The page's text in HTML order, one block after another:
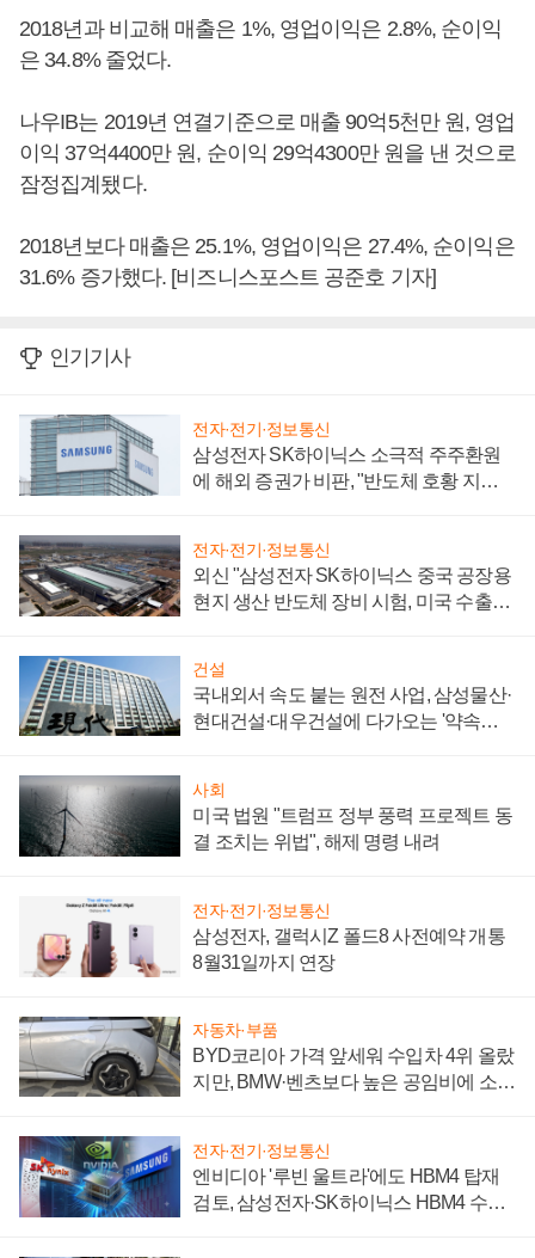
2018년과 비교해 매출은 1%, 영업이익은 2.8%, 순이익
은 34.8% 줄었다.
나우IB는 2019년 연결기준으로 매출 90억5천만 원, 영업
이익 37억4400만 원, 순이익 29억4300만 원을 낸 것으로
잠정집계됐다.
2018년보다 매출은 25.1%, 영업이익은 27.4%, 순이익은
31.6% 증가했다. [비즈니스포스트 공준호 기자]
인기기사
전자·전기·정보통신
삼성전자 SK하이닉스 소극적 주주환원
에 해외 증권가 비판, "반도체 호황 지속
전자·전기·정보통신
외신 "삼성전자 SK하이닉스 중국 공장용
현지 생산 반도체 장비 시험, 미국 수출통
건설
국내외서 속도 붙는 원전 사업, 삼성물산·
현대건설·대우건설에 다가오는 '약속의
사회
미국 법원 "트럼프 정부 풍력 프로젝트 동
결 조치는 위법", 해제 명령 내려
전자·전기·정보통신
삼성전자, 갤럭시Z 폴드8 사전예약 개통
8월31일까지 연장
자동차·부품
BYD코리아 가격 앞세워 수입차 4위 올랐
지만, BMW·벤츠보다 높은 공임비에 소비
전자·전기·정보통신
엔비디아 '루빈 울트라'에도 HBM4 탑재
검토, 삼성전자·SK하이닉스 HBM4 수율